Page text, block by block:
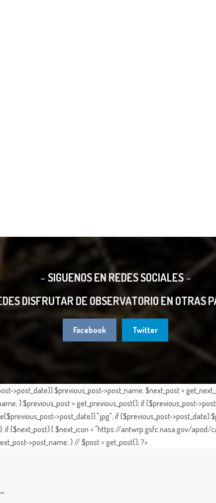
SIGUENOS EN REDES SOCIALES
DISFRUTAR DE OBSERVATORIO EN OTRAS
Facebook Twitter
>post_date)).$previous_post->post_name; $next_post =
} $previous_post = get_previous_post(); if ($previous_post-
>post_date)).".jpg"; if ($previous_post-
if ($next_post) { $next_icon = "https://antwrp.gsfc.nasa.gov/
>post_name; } // $post = get_post(); ?>